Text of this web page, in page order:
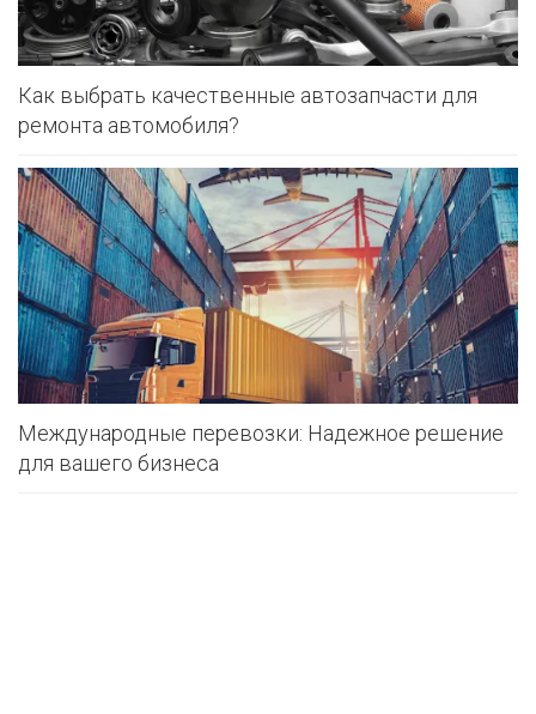
Как выбрать качественные автозапчасти для
ремонта автомобиля?
Международные перевозки: Надежное решение
для вашего бизнеса